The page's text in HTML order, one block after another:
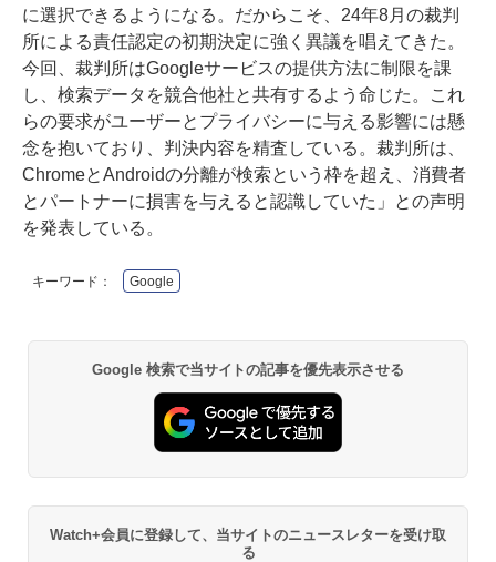
に選択できるようになる。だからこそ、24年8月の裁判
所による責任認定の初期決定に強く異議を唱えてきた。
今回、裁判所はGoogleサービスの提供方法に制限を課
し、検索データを競合他社と共有するよう命じた。これ
らの要求がユーザーとプライバシーに与える影響には懸
念を抱いており、判決内容を精査している。裁判所は、
ChromeとAndroidの分離が検索という枠を超え、消費者
とパートナーに損害を与えると認識していた」との声明
を発表している。
キーワード： Google
Google 検索で当サイトの記事を優先表示させる
Watch+会員に登録して、当サイトのニュースレターを受け取
る